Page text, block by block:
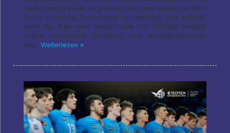
Hause gegen jeden Gegner ein paar gute Runden spielen.
Es ist schwierig, Zenit-Kasan zu vertreten, und einfach,
wenn Sie statt einer langen Liste von Erfolgen einfach
sagen: mehrfacher Gewinner und Medaillengewinner
aller. Weiterlesen »